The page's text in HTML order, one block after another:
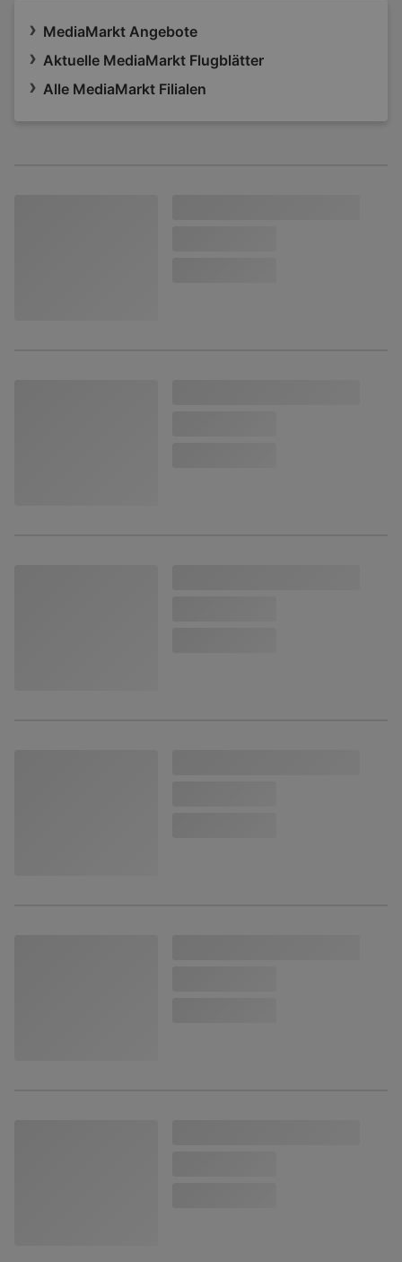
MediaMarkt Angebote
Aktuelle MediaMarkt Flugblätter
Alle MediaMarkt Filialen